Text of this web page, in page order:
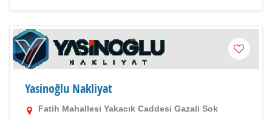
Yasinoğlu Nakliyat
Fatih Mahallesi Yakacık Caddesi Gazali Sok